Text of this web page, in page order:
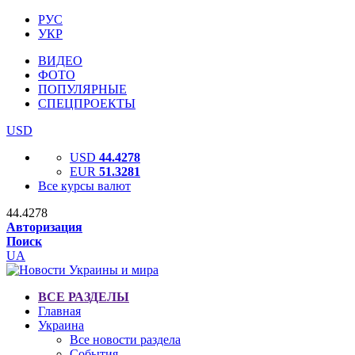
РУС
УКР
ВИДЕО
ФОТО
ПОПУЛЯРНЫЕ
СПЕЦПРОЕКТЫ
USD
USD 44.4278
EUR 51.3281
Все курсы валют
44.4278
Авторизация
Поиск
UA
ВСЕ РАЗДЕЛЫ
Главная
Украина
Все новости раздела